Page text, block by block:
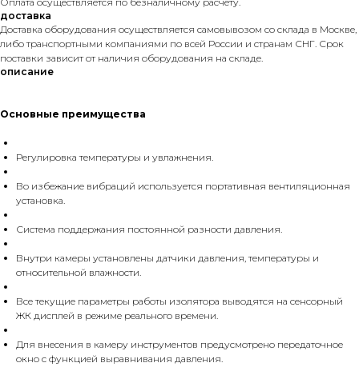
доставка
Доставка оборудования осуществляется самовывозом со склада в Москве,
либо транспортными компаниями по всей России и странам СНГ. Срок
поставки зависит от наличия оборудования на складе.
описание
Основные преимущества
Регулировка температуры и увлажнения.
Во избежание вибраций используется портативная вентиляционная
установка.
Система поддержания постоянной разности давления.
Внутри камеры установлены датчики давления, температуры и
относительной влажности.
Все текущие параметры работы изолятора выводятся на сенсорный
ЖК дисплей в режиме реального времени.
Для внесения в камеру инструментов предусмотрено передаточное
окно с функцией выравнивания давления.